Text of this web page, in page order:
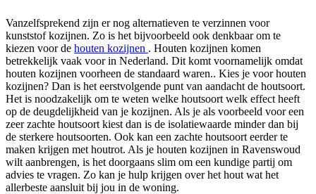
Vanzelfsprekend zijn er nog alternatieven te verzinnen voor
kunststof kozijnen. Zo is het bijvoorbeeld ook denkbaar om te
kiezen voor de houten kozijnen . Houten kozijnen komen
betrekkelijk vaak voor in Nederland. Dit komt voornamelijk omdat
houten kozijnen voorheen de standaard waren.. Kies je voor houten
kozijnen? Dan is het eerstvolgende punt van aandacht de houtsoort.
Het is noodzakelijk om te weten welke houtsoort welk effect heeft
op de deugdelijkheid van je kozijnen. Als je als voorbeeld voor een
zeer zachte houtsoort kiest dan is de isolatiewaarde minder dan bij
de sterkere houtsoorten. Ook kan een zachte houtsoort eerder te
maken krijgen met houtrot. Als je houten kozijnen in Ravenswoud
wilt aanbrengen, is het doorgaans slim om een kundige partij om
advies te vragen. Zo kan je hulp krijgen over het hout wat het
allerbeste aansluit bij jou in de woning.